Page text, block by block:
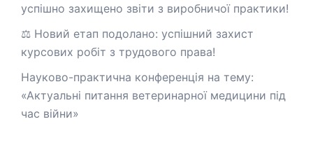
успішно захищено звіти з виробничої практики!
⚖️ Новий етап подолано: успішний захист
курсових робіт з трудового права!
Науково-практична конференція на тему:
«Актуальні питання ветеринарної медицини під
час війни»